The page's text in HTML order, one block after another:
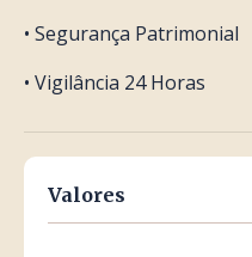
• Segurança Patrimonial
• Vigilância 24 Horas
Valores